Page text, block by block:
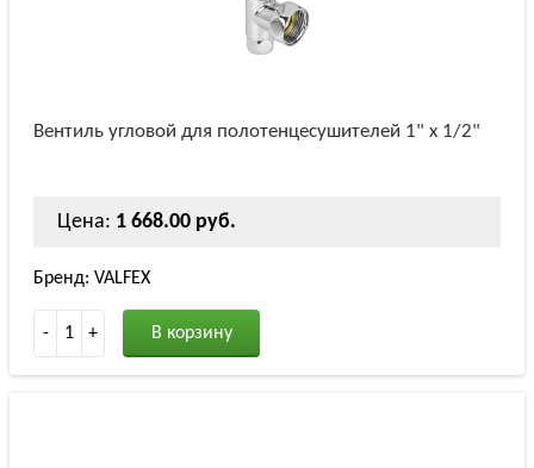
Вентиль угловой для полотенцесушителей 1" х 1/2"
Цена: 1 668.00 руб.
Бренд: VALFEX
- 1 + В корзину